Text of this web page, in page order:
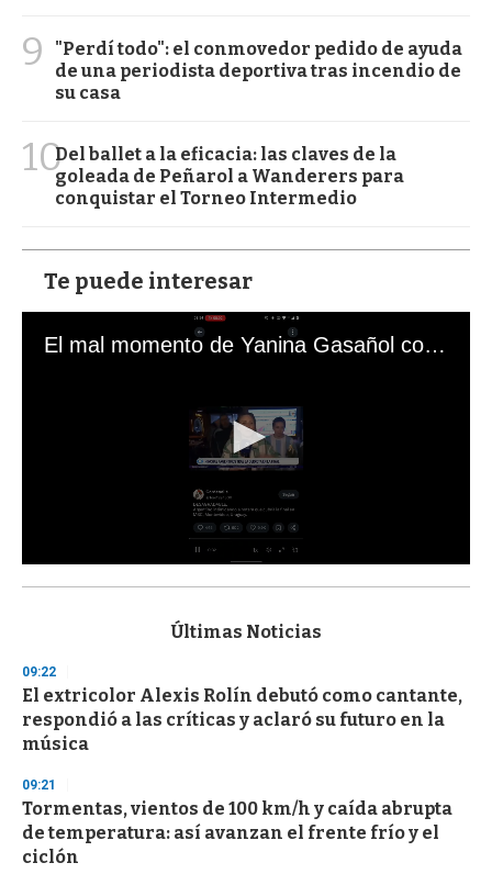
9
"Perdí todo": el conmovedor pedido de ayuda
de una periodista deportiva tras incendio de
su casa
10Del ballet a la eficacia: las claves de la
goleada de Peñarol a Wanderers para
conquistar el Torneo Intermedio
Te puede interesar
El mal momento de Yanina Gasañol con un hincha argentino en "Subrayado"
s
d
s
o
f
3
s
e
c
o
n
Últimas Noticias
09:22
El extricolor Alexis Rolín debutó como cantante,
respondió a las críticas y aclaró su futuro en la
música
09:21
Tormentas, vientos de 100 km/h y caída abrupta
de temperatura: así avanzan el frente frío y el
ciclón